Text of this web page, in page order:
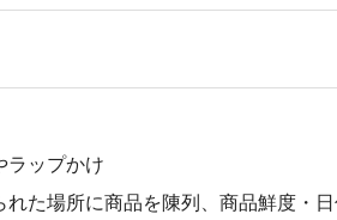
ラップかけ
た場所に商品を陳列、商品鮮度・日